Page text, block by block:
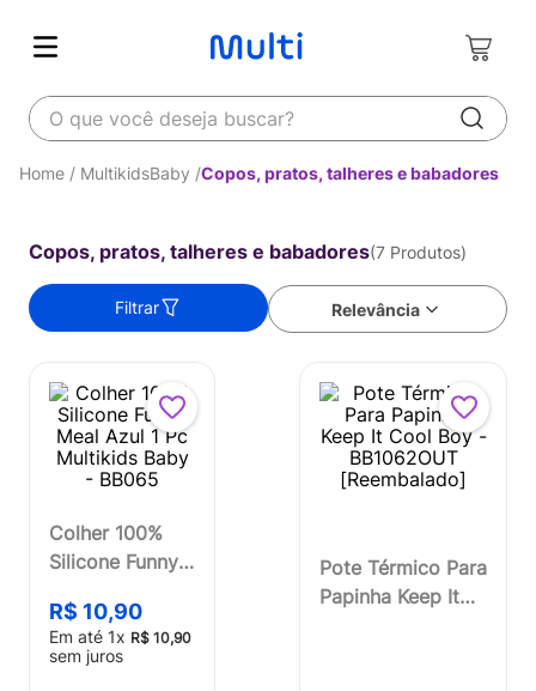
O que você deseja buscar?
MultikidsBaby Copos, pratos, talheres e babadores
Copos, pratos, talheres e babadores 7 Produtos
Relevância
Filtrar
Colher 100%
Silicone Funny
Multikids Baby
- BB065
R$ 10,90
Em até 1x R$ 10,90
sem juros
Pote Térmico Para
Papinha Keep It